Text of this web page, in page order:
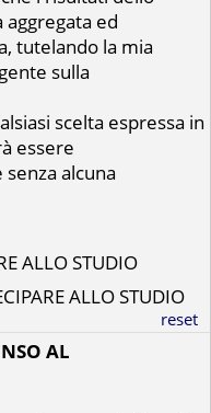
ed
tutelando la mia
sulla
scelta espressa in
essere
alcuna
ALLO STUDIO
ALLO STUDIO
reset
AL